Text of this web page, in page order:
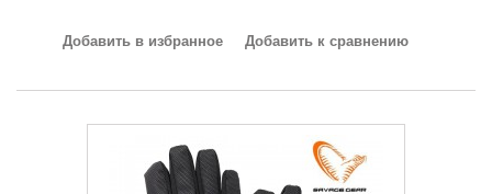
Добавить в избранное Добавить к сравнению